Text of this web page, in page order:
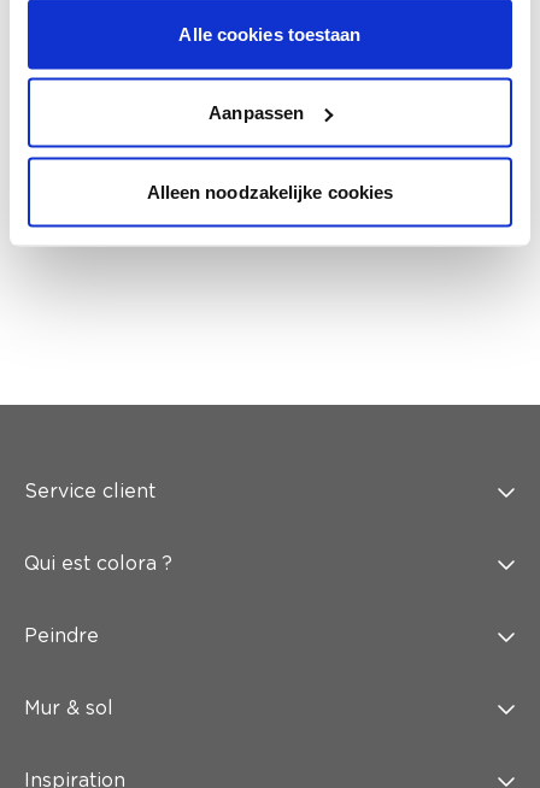
Alle cookies toestaan
Aanpassen
Alleen noodzakelijke cookies
en couleur.
l'éclairage et de votre mobilier.
Obtenez un contrôle technologique de vos
Service client
Qui est colora ?
Peindre
Mur & sol
Inspiration